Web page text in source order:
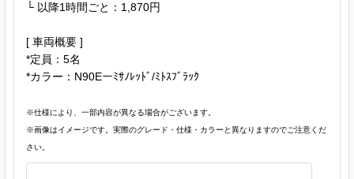
└ 以降1時間ごと：1,870円
[ 車両概要 ]
*定員：5名
*カラー：N90Eーﾐｻﾉﾚｯﾄﾞ/ﾐﾄｽﾌﾞﾗｯｸ
※仕様により、一部内容が異なる場合がございます。
※画像はイメージです。実際のグレード・仕様・カラーと異なりますのでご注意くだ
さい。